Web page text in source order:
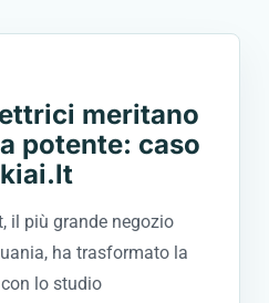
meritano
potente: caso
il più grande negozio
ha trasformato la
lo studio